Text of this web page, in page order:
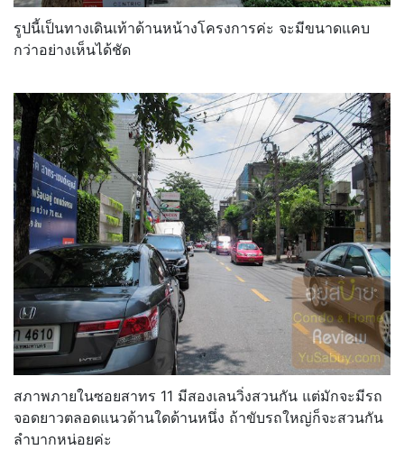
รูปนี้เป็นทางเดินเท้าด้านหน้างโครงการค่ะ จะมีขนาดแคบ
กว่าอย่างเห็นได้ชัด
สภาพภายในซอยสาทร 11 มีสองเลนวิ่งสวนกัน แต่มักจะมีรถ
จอดยาวตลอดแนวด้านใดด้านหนึ่ง ถ้าขับรถใหญ่ก็จะสวนกัน
ลำบากหน่อยค่ะ